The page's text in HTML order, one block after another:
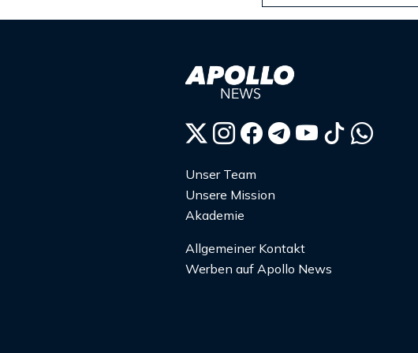
Unser Team
Unsere Mission
Akademie
Allgemeiner Kontakt
Werben auf Apollo News